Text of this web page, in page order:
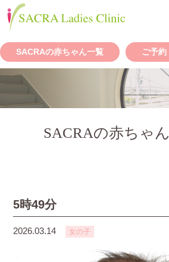
SACRAの赤ちゃん一覧 ご予約
SACRAの赤ちゃん
5時49分
2026.03.14 女の子